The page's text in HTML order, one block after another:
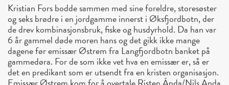
Kristian Fors bodde sammen med sine foreldre, storesøster
og seks brødre i en jordgamme innerst i Øksfjordbotn, der
de drev kombinasjonsbruk, fiske og husdyrhold. Da han var
6 år gammel døde moren hans og det gikk ikke mange
dagene før emissær Østrem fra Langfjordbotn banket på
gammedøra. For de som ikke vet hva en emissær er, så er
det en predikant som er utsendt fra en kristen organisasjon.